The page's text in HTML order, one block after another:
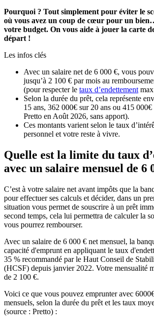
Pourquoi ? Tout simplement pour éviter le
où vous avez un coup de cœur pour un
votre budget. On vous aide à jouer la carte
départ !
Les infos clés
Avec un salaire net de 6 000 €, vous
jusqu’à 2 100 € par mois au
(pour respecter le taux d’endettement
Selon la durée du prêt, cela représente
15 ans, 362 000€ sur 20 ans ou 415
Pretto en Août 2026, sans apport).
Ces montants varient selon le taux
personnel et votre reste à vivre.
Quelle est la limite du taux
avec un salaire mensuel de 6
C’est à votre salaire net avant impôts que la
pour effectuer ses calculs et décider, dans un
situation vous permet de souscrire à un prêt
second temps, cela lui permettra de calculer la
vous pourrez rembourser.
Avec un salaire de 6 000 € net mensuel, la
capacité d'emprunt en appliquant le taux
35 % recommandé par le Haut Conseil de
(HCSF) depuis janvier 2022. Votre mensualité
de 2 100 €.
Voici ce que vous pouvez emprunter avec
mensuels, selon la durée du prêt et les taux
(source : Pretto) :